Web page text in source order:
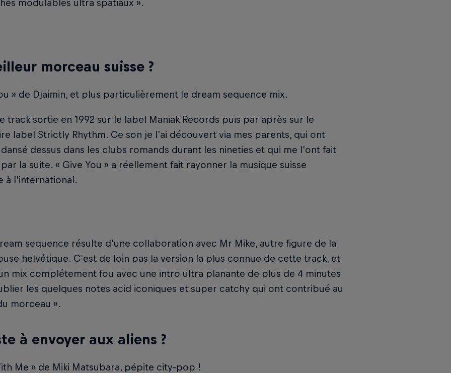
modulables ultra spatiaux ».
morceau suisse ?
» de Djaimin, et plus particulièrement le dream sequence mix.
track sortie en 1992 sur le label Maniak Records puis par après sur le
label Strictly Rhythm. Ce son je l’ai découvert via mes parents, qui ont
dessus dans les clubs romands durant les nineties et qui me l’ont fait
la suite. « Give You » a réellement fait rayonner la musique suisse
à l’international.
sequence résulte d’une collaboration avec Mr Mike, autre figure de la
helvétique. C’est de loin pas la version la plus connue de cette track, et
mix complétement fou avec une intro ultra planante de plus de 4 minutes
les quelques notes acid iconiques et super catchy qui ont contribué au
morceau ».
à envoyer aux aliens ?
Me » de Miki Matsubara, pépite city-pop !